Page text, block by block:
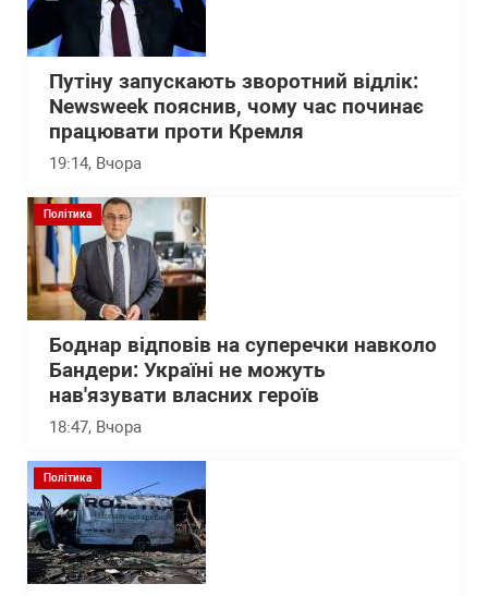
Путіну запускають зворотний відлік:
Newsweek пояснив, чому час починає
працювати проти Кремля
19:14, Вчора
Політика
Боднар відповів на суперечки навколо
Бандери: Україні не можуть
нав'язувати власних героїв
18:47, Вчора
Політика